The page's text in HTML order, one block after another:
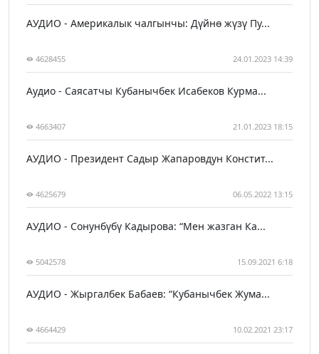
АУДИО - Америкалык чалгынчы: Дүйнө жүзү Пу...
4628455 24.01.2023 14:39
Аудио - Саясатчы Кубанычбек Исабеков Курма...
4663407 21.01.2023 18:15
АУДИО - Президент Садыр Жапаровдун Констит...
4625679 06.05.2022 13:15
АУДИО - Сонунбүбү Кадырова: “Мен жазган Ка...
5042578 15.09.2021 6:18
АУДИО - Жыргалбек Бабаев: “Кубанычбек Жума...
4664429 10.02.2021 23:17